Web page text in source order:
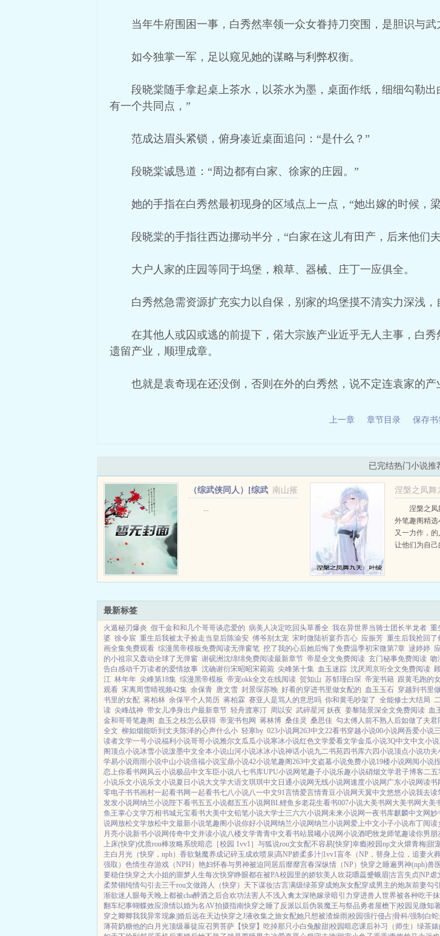
当年牛府围困一事，白秀然率领一众女眷持刀突围，是胆识与武
如今独掌一军，足以窥见她的谋略与利弊权衡。
段晓棠随手拿起桌上茶水，以茶水为墨，桌面作纸，细细勾勒
有一个共同点，”
范成达眉头紧锁，俯身凑近桌面追问：“是什么？”
段晓棠诚恳道：“周边都有白家、徐家的庄园。”
她的手指在白秀然最初现身的区域点上一点，“她出嫁的时候，
段晓棠的手指往西边挪动半分，“白家在这儿有田产，后来他们
大户人家的庄园等同于坞堡，粮草、器械、庄丁一应俱全。
白秀然急需资源扩充实力以自保，别家的坞堡摸不清实力深浅，
在其他人或囚或逃的前提下，偌大宗族产业近乎无人主事，白
遗留产业，顺理成章。
也就是袁奇现在还没倒，否则在外的白秀然，说不定连袁家的产
上一章 章节目录 保存书
已完结热门小说推
南山摧
（综武侠同人）[综武
...
涅槃之凤舞
鸿番外笔趣
叶绫萱叶鸿
涅槃之凤
外笔趣阁精
又一力作，的
让他们为自
扇通往神秘
最新标签
火遁秘刃爆炎 假千金和和几个哥哥谈恋爱的 病美人决定吃回头草番全 我在异世界当骑士团长半龙者 重
婆 徐令宸 重生后我被太子捡走当皇后陈渝安 傅爷别太宠 宋时微陆祈宴乔言心 应振芳 重生后我抢回了
画全集免费观看 综漫黑帝模板免费阅读无弹窗笔 挖了我的心后她后悔了免费温季初宋微第7章 逯婷婷
的小祖宗又轰动全球了无弹窗 谢砚洲沈绵绵免费阅读最新章节 帝星全文免费阅读 玄门秘事免费阅读 吻
告白感动千万读者的爱情故事 沈确谢衍宋昭昭宋菀菀 尖峰第十集 血玉迷踪 沈厌周京珩全文免费阅读
江 林年年 尖峰第18集 综漫黑帝模板 帝宠okk全文在线阅读 贺知山 苏郁瑾白琛 帝宠书籍 跟黄毛跑的
观看 宋离周雪晴视频42集 余保青 唐文雪 封景琛苏晚 好看的穿进书里做女配的 血玉玉石 穿越到书里
书里的女配 蒋柏林 余保平个人简历 蒋柏霖 赛亚人是骂人的意思吗 你和黄毛吵架了 全能修士大结局
读 尖峰战神 带女儿净身出户最新章节 轻舟渡寒汀 周以安 武碎星河 妖夜 姜黎陆景深全文免费阅读 血
金和哥哥笔趣阁
血玉之枝怎么获得 帝宠书包网 蒋林博 桑佳灵 桑思佳 勾太傅人前不熟人后如做了夫君
全文 柳如烟能听到丈夫陈泽的心声什么小 轻寒by 023小说网263中文22看书穿越小说00小说网吾爱小说
读者文学一号小说福利小说哥哥小说雅尔文瓜瓜小说寒冰小说红色文学爱看文学金瓜小说3Q中文中文小说
阁顶点小说冰雪小说泼墨中文全本小说山河小说冰冰小说神话小说九二书苑四书库六四小说顶点小说功夫
学易小说雨雨小说中山小说倍福小说宝鼎小说42小说笔趣阁263中文盗墓小说免费小说19楼小说网阅小说
恋上你看书网 风云小说极品中文车臣小说八七书库UPU小说网笔趣子小说乐趣小说硝烟文学君子博客二五
小说乐文小说乐文小说夏日小说大文学大语文琪琪中文 日通小说网无线小说网速度小说网 广东小说网读书
零电子书书画村一起看书网一起看书七八小说八一中文91言情爱言情青豆小说网 天翼中文悠悠小说我去读
发发小说网纳兰小说陛下看书五五小说都五五小说网BL鲤鱼乡老花生看书007小说大美书网 大美书网 大美
鱼王掌心文学万相书城元宝看书大美中文铅笔小说大学士三六六小说网未来小说网一夜书库麒麟中文网妙
说网放松文学放松中文最新小说笔趣阁小说你好小说网纳兰小说网纳兰小说网爱上中文小子小说布丁阅读
月亮小说新书小说网传奇中文并读小说八楼文学青青中文看书站晨曦小说网小说酒吧牧龙师笔趣读你男朋
上床(快穿)优质rou棒攻略系统暗恋［校园 1vv1］ 与狐说rou文女配不容易[快穿]幸瘾|校园np文火煨青梅|甜
主白月光（快穿，nph） 香欲魅魔养成记碎玉成欢喷泉|高NP娇柔多汁|1vv1盲冬（NP，替身上位，追妻火葬
强取） 色情生存游戏（NPH） 艳妇怀春与男神被迫同居后靡靡宫春深纵情（NP）快穿之睡遍男神(nph)兽
要稳住快穿之大小姐的噩梦人生每次快穿睁眼都在被PA校园里的娇软美人 吹花嚼蕊蹙蛾眉|古言失贞|NP虐
柔禁锢纯情勾引 去三千rou文做路人（快穿） 天下谋妆|古言满级绿茶穿成炮灰女配穿成男主的炮灰前妻勾
渐欲迷人眼每天晚上都被cha醉酒之后合欢功法害人不浅入禽太深艳嫁录暗引力穿进兽人世界被各种吃干
翻车纪事蝴蝶效应浪情以婚为名AV拍摄指南快穿之睡了反派以后伪装魔王与祭品勇者屋檐下|校园 见微知
穿之卿卿我我异常现象|婚后远在天边快穿之J液收集之旅女配她只想被渣燥雨|校园强行侵占|骨科/强制 白
薄荷奶糖他的白月光顶级暴徒应召男菩萨 【快穿】吃掉那只小白兔酸甜|校园暗恋课后补习（师生） 绿茶